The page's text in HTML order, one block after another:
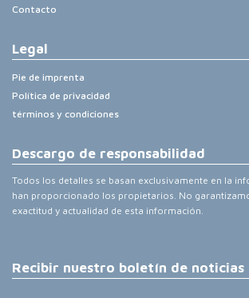
Contacto
Legal
Pie de imprenta
Política de privacidad
términos y condiciones
Descargo de responsabilidad
Todos los detalles se basan exclusivamente en la
han proporcionado los propietarios. No
exactitud y actualidad de esta información.
Recibir nuestro boletín de noticias